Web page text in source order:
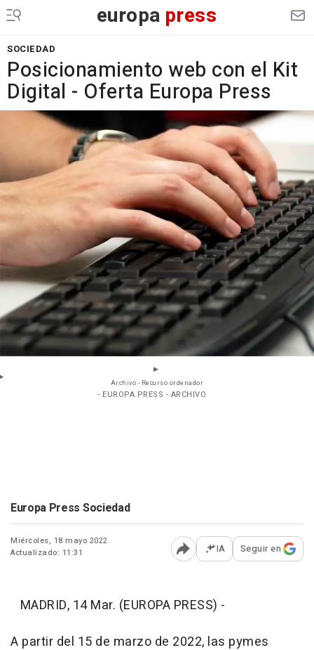
europa press
SOCIEDAD
Posicionamiento web con el Kit
Digital - Oferta Europa Press
Archivo - Recurso ordenador
- EUROPA PRESS - ARCHIVO
Europa Press Sociedad
Miércoles, 18 mayo 2022
Actualizado: 11:31
Abrir opciones para
IA Seguir en
MADRID, 14 Mar. (EUROPA PRESS) -
A partir del 15 de marzo de 2022, las pymes